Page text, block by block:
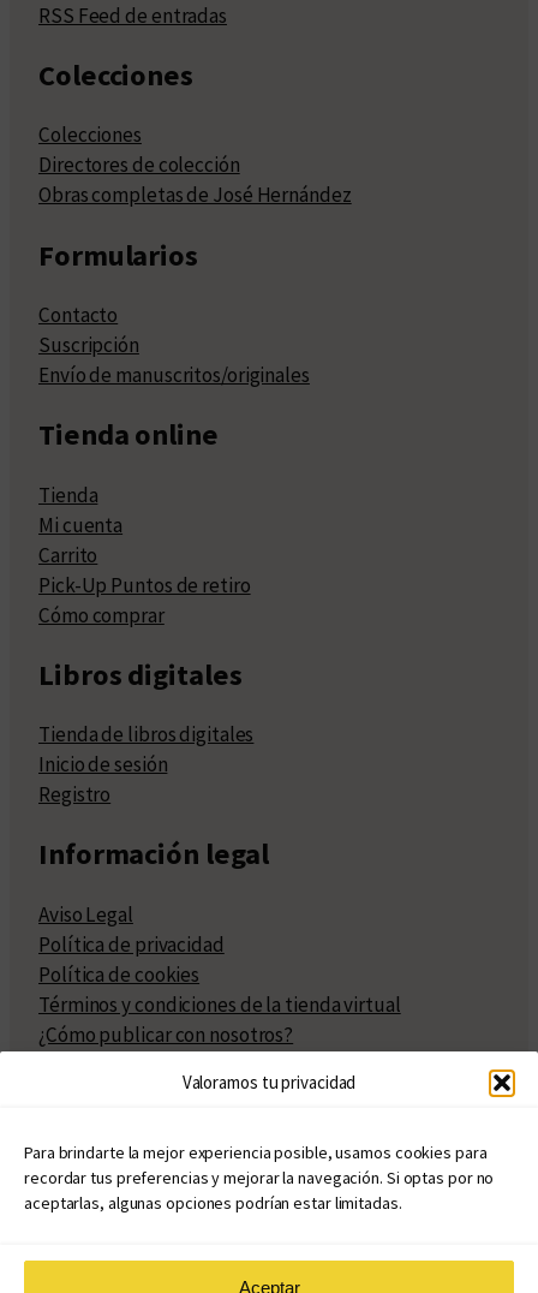
Valoramos tu privacidad
Para brindarte la mejor experiencia posible, usamos cookies para
recordar tus preferencias y mejorar la navegación. Si optas por no
aceptarlas, algunas opciones podrían estar limitadas.
Aceptar
RSS Feed de entradas
Colecciones
Colecciones
Directores de colección
Obras completas de José Hernández
Formularios
Contacto
Suscripción
Envío de manuscritos/originales
Tienda online
Tienda
Mi cuenta
Carrito
Pick-Up Puntos de retiro
Cómo comprar
Libros digitales
Tienda de libros digitales
Inicio de sesión
Registro
Información legal
Aviso Legal
Política de privacidad
Política de cookies
Términos y condiciones de la tienda virtual
¿Cómo publicar con nosotros?
Políticas de publicación
Políticas de coedición
Atribuciones